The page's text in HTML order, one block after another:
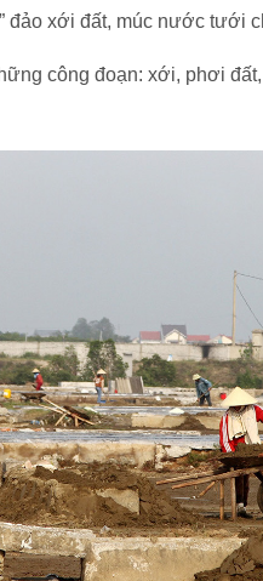
đảo xới đất, múc nước tưới
công đoạn: xới, phơi